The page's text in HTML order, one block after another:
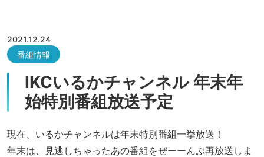
2021.12.24
番組情報
IKCいるかチャンネル 年末年
始特別番組放送予定
現在、いるかチャンネルは年末特別番組一挙放送！
年末は、見逃しちゃったあの番組をぜーーんぶ再放送しま